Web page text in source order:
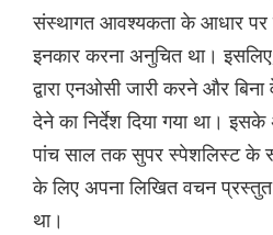
संस्थागत आवश्यकता के आधार पर
इनकार करना अनुचित था।
द्वारा एनओसी जारी करने और
देने का निर्देश दिया गया था। इसके
पांच साल तक सुपर स्पेशलिस्ट के
के लिए अपना लिखित वचन प्रस्तुत
था।